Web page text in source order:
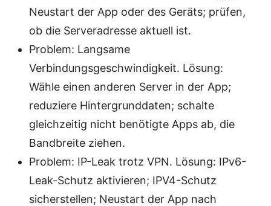
Neustart der App oder des Geräts; prüfen,
ob die Serveradresse aktuell ist.
Problem: Langsame
Verbindungsgeschwindigkeit. Lösung:
Wähle einen anderen Server in der App;
reduziere Hintergrunddaten; schalte
gleichzeitig nicht benötigte Apps ab, die
Bandbreite ziehen.
Problem: IP-Leak trotz VPN. Lösung: IPv6-
Leak-Schutz aktivieren; IPV4-Schutz
sicherstellen; Neustart der App nach